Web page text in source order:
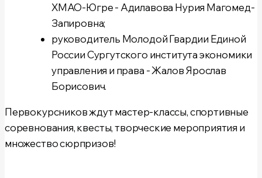
ХМАО-Югре - Адилавова Нурия Магомед-
Запировна;
руководитель Молодой Гвардии Единой
России Сургутского института экономики
управления и права -Жалов Ярослав
Борисович.
Первокурсников ждут мастер-классы, спортивные
соревнования, квесты, творческие мероприятия и
множество сюрпризов!